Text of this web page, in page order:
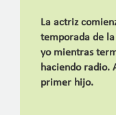
La actriz
temporada de
yo mientras
haciendo radio.
primer hijo.